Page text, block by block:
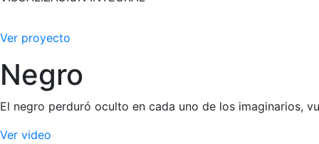
Floppy-Iris-Syndrom bei Katarakt-OPs erhöhen kann –
aktiv kommuniziert werden; praxisnahe Hinweise dazu
Rabattvertrag und Verfügbarkeit von Generika, wodurch
Ver proyecto
Negro
El negro perduró oculto en cada uno de los imaginarios,
Ver video